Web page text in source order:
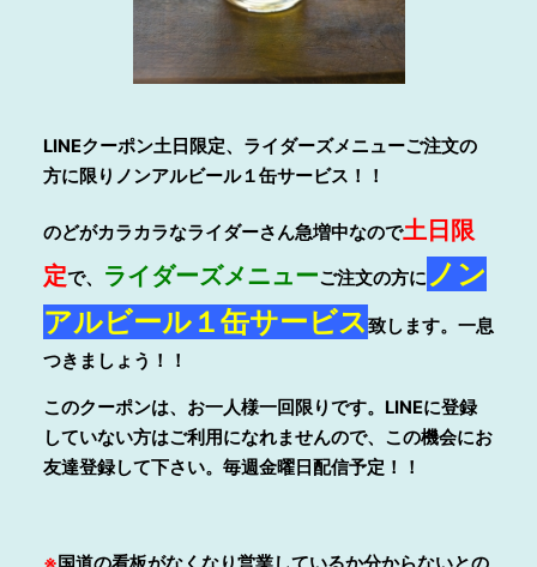
LINEクーポン土日限定、ライダーズメニューご注文の
方に限りノンアルビール１缶サービス！！
のどがカラカラなライダーさん急増中なので土日限
定で、 ライダーズメニューご注文の方に ノン
アルビール１缶サービス致します。一息
つきましょう！！
このクーポンは、お一人様一回限りです。LINEに登録
していない方はご利用になれませんので、この機会にお
友達登録して下さい。毎週金曜日配信予定！！